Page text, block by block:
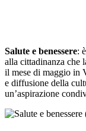
Salute e benessere:
alla cittadinanza che
il mese di maggio in
e diffusione della
un’aspirazione